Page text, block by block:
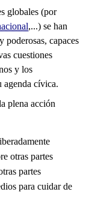
globales (por
,...) se han
poderosas, capaces
cuestiones
y los
agenda cívica.
plena acción
otras partes
partes
para cuidar de